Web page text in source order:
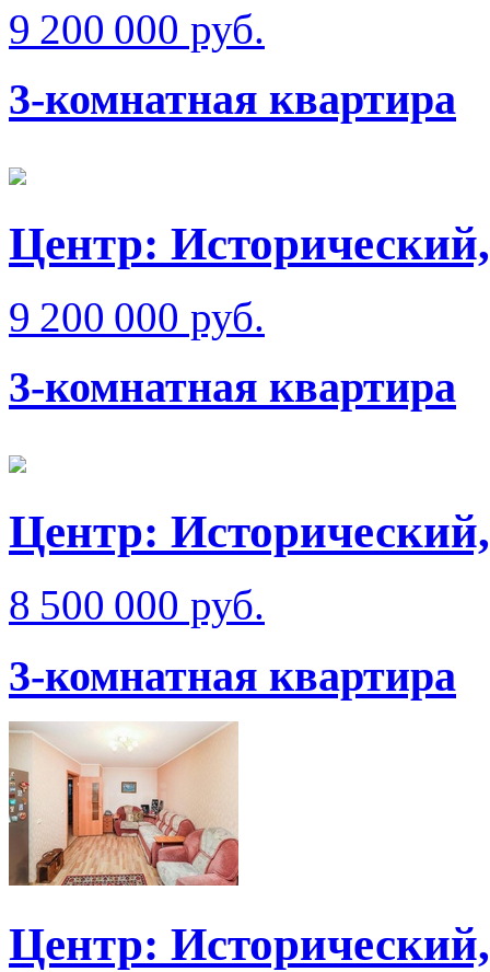
9 200 000 руб.
3-комнатная квартира
Центр:
9 200 000 руб.
3-комнатная квартира
Центр:
8 500 000 руб.
3-комнатная квартира
Центр: